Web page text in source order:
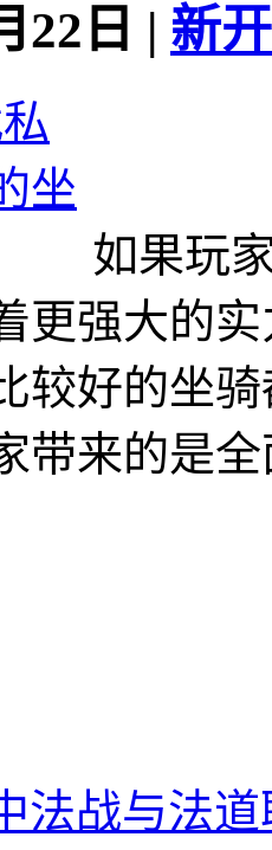
22日 | 新
如果玩
更强大的
较好的坐
带来的是
法战与法